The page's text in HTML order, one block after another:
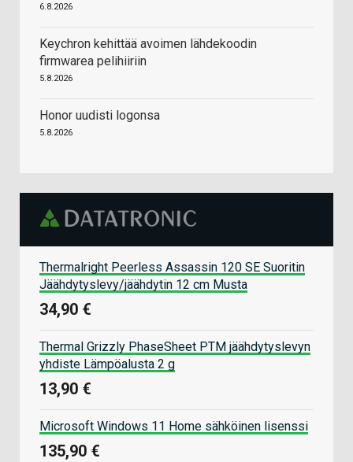
6.8.2026
Keychron kehittää avoimen lähdekoodin
firmwarea pelihiiriin
5.8.2026
Honor uudisti logonsa
5.8.2026
Thermalright Peerless Assassin 120 SE Suoritin
Jäähdytyslevy/jäähdytin 12 cm Musta
34,90 €
Thermal Grizzly PhaseSheet PTM jäähdytyslevyn
yhdiste Lämpöalusta 2 g
13,90 €
Microsoft Windows 11 Home sähköinen lisenssi
135,90 €